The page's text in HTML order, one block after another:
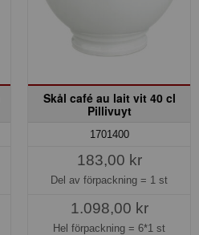
Skål café au lait vit 40 cl
Pillivuyt
1701400
183,00 kr
Del av förpackning = 1 st
1.098,00 kr
Hel förpackning = 6*1 st